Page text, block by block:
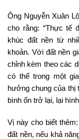
Ông Nguyễn Xuân
cho rằng: “Thực tế
khúc đất nền từ
khoản. Với đất nền
chỉnh kèm theo các
có thể trong một
hưởng chung của
bình ổn trở lại, lại
Vị này cho biết
đất nền, nếu khả